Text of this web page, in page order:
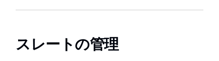
スレートの管理